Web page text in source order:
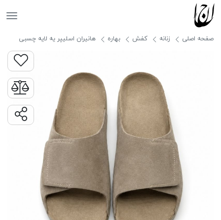
صفحه اصلی زنانه کفش بهاره هانیران اسلیپر یه لایه چسبی